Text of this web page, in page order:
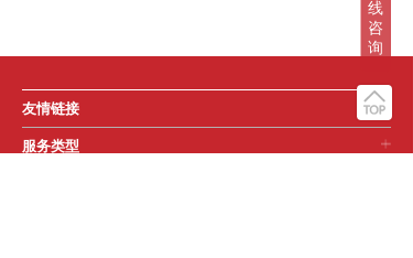
友情链接
服务类型
线
咨
询